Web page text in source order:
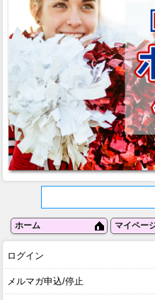
ホーム マイペー
ログイン
メルマガ申込/停止